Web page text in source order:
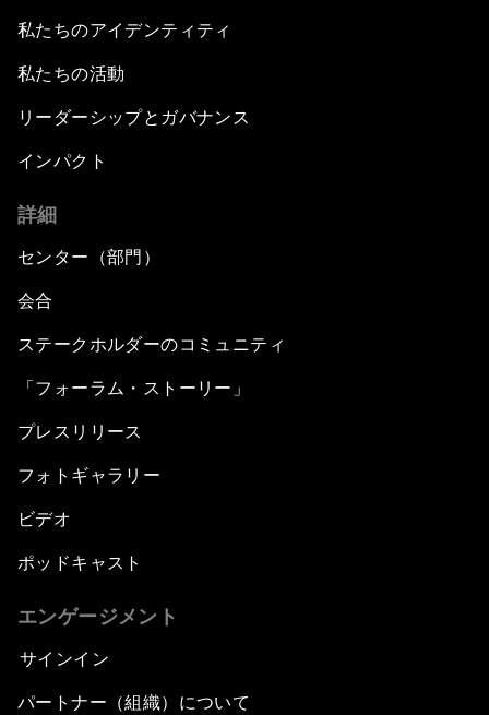
私たちのアイデンティティ
私たちの活動
リーダーシップとガバナンス
インパクト
詳細
センター（部門）
会合
ステークホルダーのコミュニティ
「フォーラム・ストーリー」
プレスリリース
フォトギャラリー
ビデオ
ポッドキャスト
エンゲージメント
サインイン
パートナー（組織）について